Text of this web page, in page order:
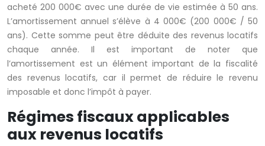
acheté 200 000€ avec une durée de vie estimée à 50 ans.
L’amortissement annuel s’élève à 4 000€ (200 000€ / 50
ans). Cette somme peut être déduite des revenus locatifs
chaque année. Il est important de noter que
l’amortissement est un élément important de la fiscalité
des revenus locatifs, car il permet de réduire le revenu
imposable et donc l’impôt à payer.
Régimes fiscaux applicables
aux revenus locatifs